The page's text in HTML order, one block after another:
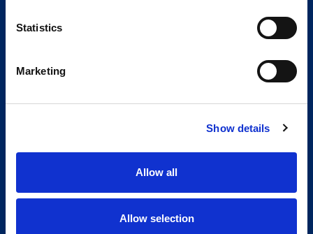
Statistics
Marketing
Show details
Allow all
Allow selection